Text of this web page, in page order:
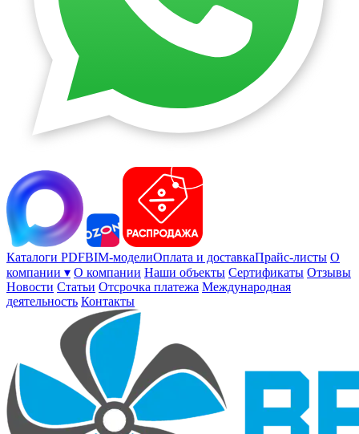
Каталоги PDFBIM-моделиОплата и доставкаПрайс-листы О
компании ▾ О компании Наши объекты Сертификаты Отзывы
Новости Статьи Отсрочка платежа Международная
деятельность Контакты